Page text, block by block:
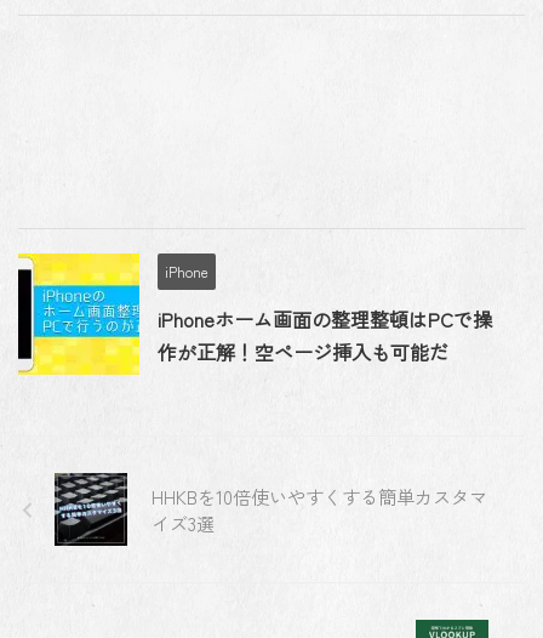
iPhone
iPhoneホーム画面の整理整頓はPCで操
作が正解！空ページ挿入も可能だ
HHKBを10倍使いやすくする簡単カスタマ
イズ3選